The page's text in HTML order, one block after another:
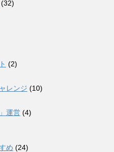
(32)
(2)
レンジ (10)
運営 (4)
め (24)